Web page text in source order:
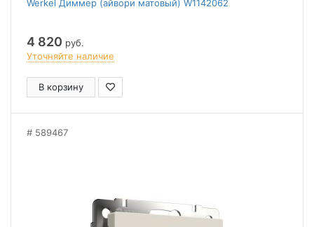
Werkel Диммер (айвори матовый) W1142062
4 820 руб.
Уточняйте наличие
В корзину
589467